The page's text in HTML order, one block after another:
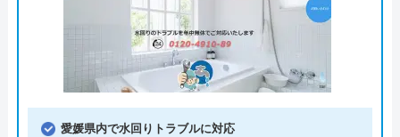
愛媛県内で水回りトラブルに対応